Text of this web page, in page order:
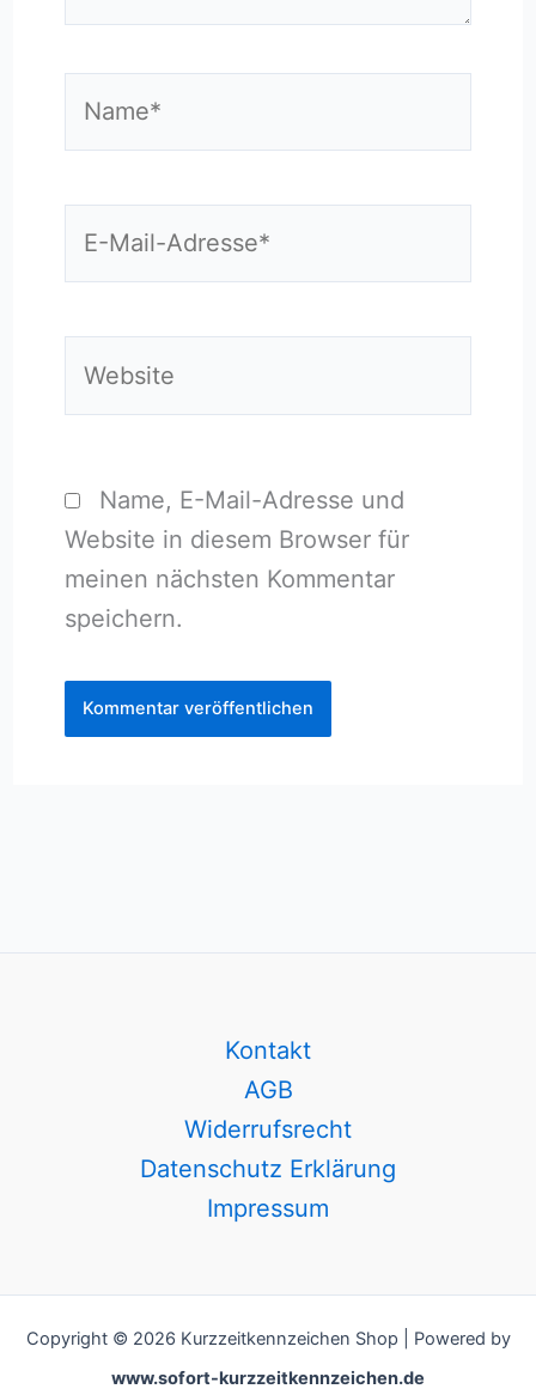
Name, E-Mail-Adresse und
Website in diesem Browser für
meinen nächsten Kommentar
speichern.
Kontakt
AGB
Widerrufsrecht
Datenschutz Erklärung
Impressum
Copyright © 2026 Kurzzeitkennzeichen Shop | Powered by
www.sofort-kurzzeitkennzeichen.de